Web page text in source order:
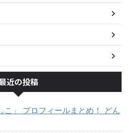
近の投稿
こ」 プロフィールまとめ！ どん